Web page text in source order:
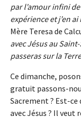
par l’amour infini
expérience et j’en
Mère Teresa de
avec Jésus au
passeras sur la
Ce dimanche,
gratuit passons-
Sacrement ? Est-
avec Jésus ? Il